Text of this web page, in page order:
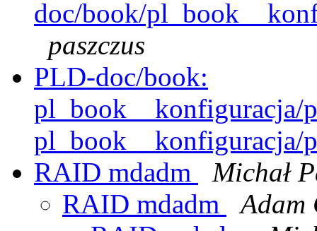
doc/book/
paszczus
PLD-doc/book:
pl_book__konfiguracja/
RAID mdadm
Michał
RAID mdadm
Adam